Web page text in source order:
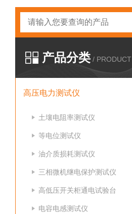
产品分类 / PRODUCT
高压电力测试仪
土壤电阻率测试仪
等电位测试仪
油介质损耗测试仪
三相微机继电保护测试仪
高低压开关柜通电试验台
电容电感测试仪